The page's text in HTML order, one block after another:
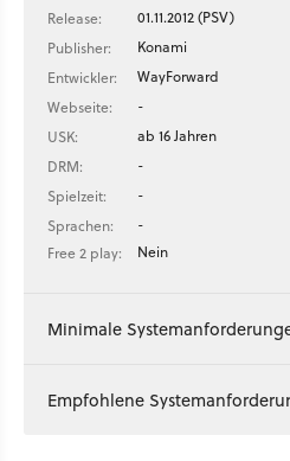
Release:
01.11.2012 (PSV)
Publisher:
Konami
Entwickler:
WayForward
Webseite:
-
USK:
ab 16 Jahren
DRM:
-
Spielzeit:
-
Sprachen:
-
Free 2 play:
Nein
Minimale
Empfohlene